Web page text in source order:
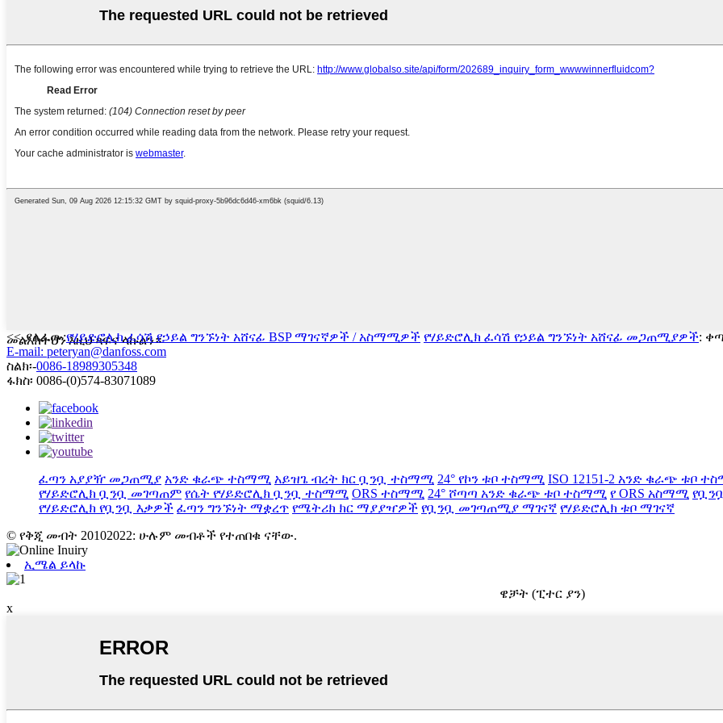
መልእክትህን እዚህ ጻፍና ላኩልን።
<< ያለፈው:የሃይድሮሊክ ፈሳሽ የኃይል ግንኙነት አሸናፊ BSP ማገናኛዎች / አስማሚዎች የሃይድሮሊክ ፈሳሽ የኃይል ግንኙነት አሸናፊ መጋጠሚያዎች:
E-mail: peteryan@danfoss.com
ስልክ፡-0086-18989305348
ፋክስ፡ 0086-(0)574-83071089
ፈጣን አያያዥ መጋጠሚያ አንድ ቁራጭ ተስማሚ አይዝጌ ብረት ክር ቧንቧ ተስማሚ 24° የኮን ቱቦ ተስማሚ ISO 12151-2 አንድ ቁራጭ ቱቦ
የሃይድሮሊክ ቧንቧ መገጣጠም የሴት የሃይድሮሊክ ቧንቧ ተስማሚ ORS ተስማሚ 24° ሾጣጣ አንድ ቁራጭ ቱቦ ተስማሚ የ ORS አስማሚ
የሃይድሮሊክ የቧንቧ እቃዎች ፈጣን ግንኙነት ማቋረጥ የሜትሪክ ክር ማያያዣዎች የቧንቧ መገጣጠሚያ ማገናኛ የሃይድሮሊክ ቱቦ ማገናኛ
© የቅጂ መብት 20102022: ሁሉም መብቶች የተጠበቁ ናቸው.
ኢሜል ይላኩ
ዌቻት (ፒተር ያን)
x